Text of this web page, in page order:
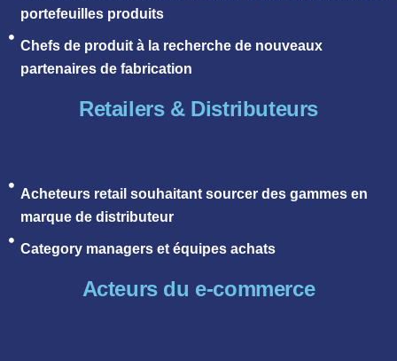
portefeuilles produits
Chefs de produit à la recherche de nouveaux
partenaires de fabrication
Retailers & Distributeurs
Acheteurs retail souhaitant sourcer des gammes en
marque de distributeur
Category managers et équipes achats
Acteurs du e-commerce